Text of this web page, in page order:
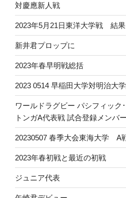
対慶應新人戦
2023年5月21日東洋大学戦 結果
新井君プロップに
2023年春早明戦総括
2023 0514 早稲田大学対明治大
ワールドラグビー パシフィック
トンガA代表戦 試合登録メンバー
20230507 春季大会東海大学 A
2023年春初戦と最近の初戦
ジュニア代表